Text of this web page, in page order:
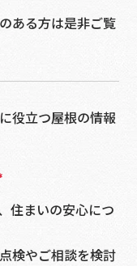
ある方は是非ご覧
役立つ屋根の情報
住まいの安心につ
検やご相談を検討